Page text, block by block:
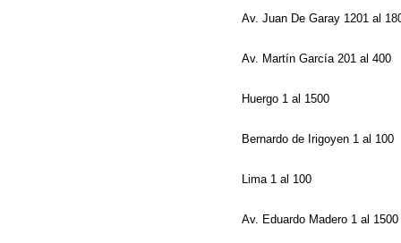
Av. Juan De Garay 1201 al
Av. Martín García 201 al 400
Huergo 1 al 1500
Bernardo de Irigoyen 1 al 100
Lima 1 al 100
Av. Eduardo Madero 1 al 1500